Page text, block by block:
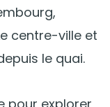
centre-ville et
le quai.